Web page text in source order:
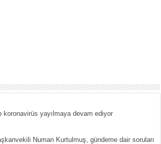
koronavirüs yayılmaya devam ediyor
Numan Kurtulmuş, gündeme dair soruları